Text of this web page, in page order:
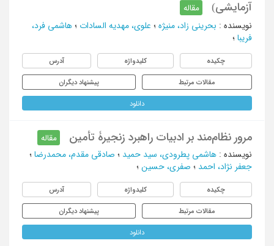
آزمایشی)
مقاله
نویسنده : بحرینی زاد، منیژه ؛ علوی، مهدیه السادات ؛ هاشمی فرد،
فریبا ؛
چکیده کلیدواژه آدرس
مقالات مرتبط پیشنهاد دیگران
دانلود
مرور نظام‌مند بر ادبیات راهبرد زنجیرۀ تأمین
مقاله
نویسنده : هاشمی پطرودی، سید حمید ؛ صادقی مقدم، محمدرضا ؛
جعفر نژاد، احمد ؛ صفری، حسین ؛
چکیده کلیدواژه آدرس
مقالات مرتبط پیشنهاد دیگران
دانلود